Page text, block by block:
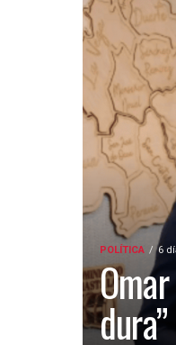
POLÍTICA 6